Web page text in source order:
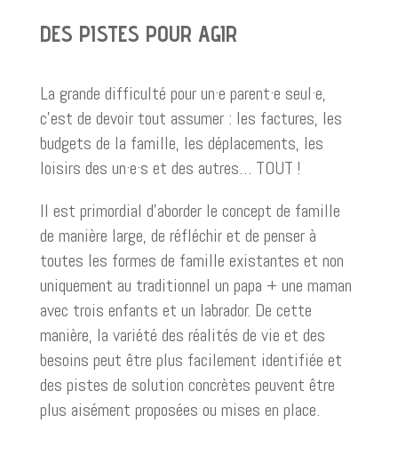
DES PISTES POUR AGIR
La grande difficulté pour un·e parent·e seul·e,
c’est de devoir tout assumer : les factures, les
budgets de la famille, les déplacements, les
loisirs des un·e·s et des autres… TOUT !
Il est primordial d’aborder le concept de famille
de manière large, de réfléchir et de penser à
toutes les formes de famille existantes et non
uniquement au traditionnel un papa + une maman
avec trois enfants et un labrador. De cette
manière, la variété des réalités de vie et des
besoins peut être plus facilement identifiée et
des pistes de solution concrètes peuvent être
plus aisément proposées ou mises en place.